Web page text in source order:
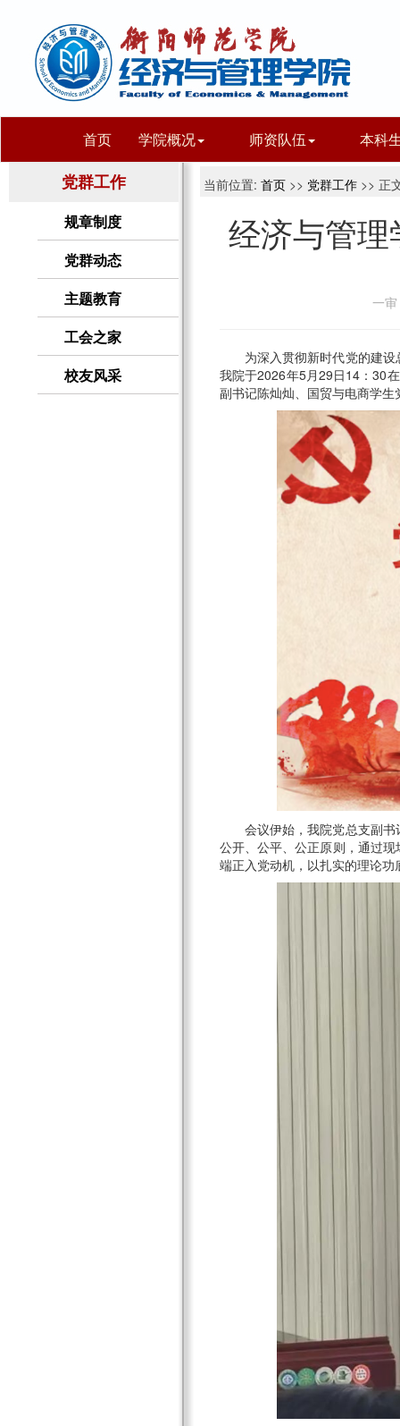
首页 学院概况 师资队伍 本科
党群工作
规章制度
党群动态
主题教育
工会之家
校友风采
当前位置: 首页 >> 党群工作 >> 正
经济与管
一
为深入贯彻新时代党的建
我院于2026年5月29日14：30
副书记陈灿灿、国贸与电商学
会议伊始，我院党总支副
公开、公平、公正原则，通过
端正入党动机，以扎实的理论